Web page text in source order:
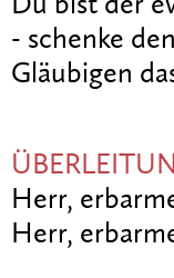
- schenke
Gläubigen
Herr,
Herr,